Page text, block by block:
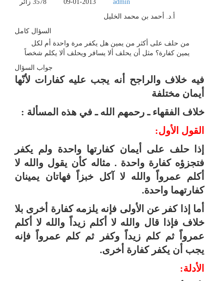
3578 زائر 09-01-2013
admin
أ.د. أحمد بن محمد الخليل
السؤال كامل
من حلف على أكثر من يمين هل يكفر مرة واحدة أم لكل
يمين كفارة؟ مثل أن يحلف ألا يسافر ويحلف ألا يكلم شخصاً
جواب السؤال
فيه خلاف والراجح أنه يجب عليه كفارات لأنّها
أيمان مختلفة
خلاف الفقهاء ـ رحمهم الله ـ في هذه المسألة :
القول الأول:
إذا حلف على أيمان كفارتها واحدة ولم يكفر
فتجزؤه كفارة واحدة . مثاله كأن يقول والله لا
أكلم عمرواً والله لا آكل خبزاً فهاتان يمينان
كفارتهما واحدة.
أما إذا كفر عن الأولى فإنه يلزمه كفارة أخرى بلا
خلاف فإذا قال والله لا أكلم زيداً والله لا أكلم
عمرواً ثم كلم زيداً وكفر ثم كلم عمرواً فإنه
يجب أن يكفر كفارة أخرى.
الأدلة: